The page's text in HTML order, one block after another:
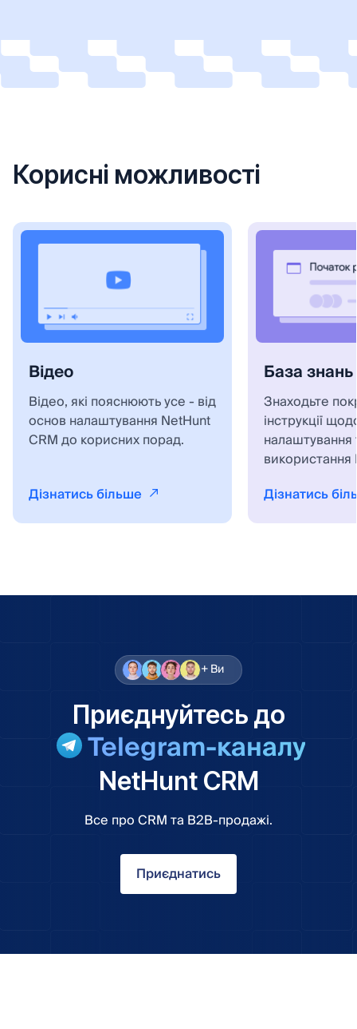
Корисні можливості
Відео
Відео, які пояснюють усе - від
основ налаштування NetHunt
CRM до корисних порад.
Дізнатись більше
База знань
Знаходьте
інструкції
налаштування
Дізнатись
+ Ви
Приєднуйтесь до
Telegram-каналу
NetHunt CRM
Все про CRM та B2B-продажі.
Приєднатись